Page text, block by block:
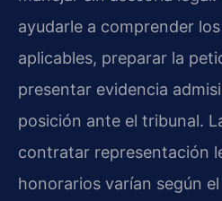
ayudarle a comprender
aplicables, preparar la
presentar evidencia
posición ante el tribunal.
contratar representación
honorarios varían según